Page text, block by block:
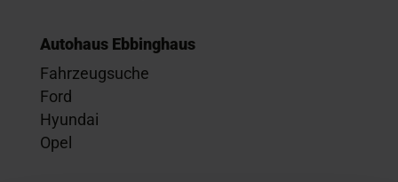
Autohaus Ebbinghaus
Fahrzeugsuche
Ford
Hyundai
Opel